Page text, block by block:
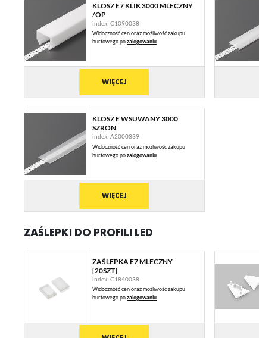
KLOSZ E7 KLIK 3000 MLECZNY
/OP
index: C1090038
Widoczność cen oraz możliwość zakupu
hurtowego pozalogowaniu
WIĘCEJ
KLOSZ E WSUWANY 3000
SZRON
index: A2000339
Widoczność cen oraz możliwość zakupu
hurtowego pozalogowaniu
WIĘCEJ
ZAŚLEPKI DO PROFILI LED
ZAŚLEPKA E7 MLECZNY
[20SZT]
index: C1840038
Widoczność cen oraz możliwość zakupu
hurtowego pozalogowaniu